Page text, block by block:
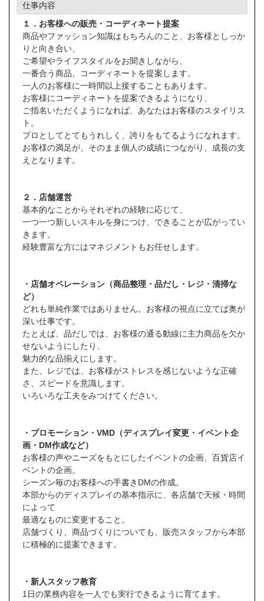
仕事内容
１．お客様への販売・コーディネート提案
商品やファッション知識はもちろんのこと、お客様としっか
りと向き合い、
ご希望やライフスタイルをお聞きしながら、
一番合う商品、コーディネートを提案します。
一人のお客様に一時間以上接することもあります。
お客様にコーディネートを提案できるようになり、
ご指名いただくようになれば、あなたはお客様のスタイリス
ト。
プロとしてとてもうれしく、誇りをもてるようになれます。
お客様の満足が、そのまま個人の成績につながり、成長の支
えとなります。
２．店舗運営
基本的なことからそれぞれの経験に応じて、
一つ一つ新しいスキルを身につけ、できることが広がってい
きます。
経験豊富な方にはマネジメントもお任せします。
・店舗オペレーション（商品整理・品だし・レジ・清掃な
ど）
どれも単純作業ではありません。お客様の視点に立てば奥が
深い仕事です。
たとえば、品だしでは、お客様の通る動線に主力商品を欠か
せないようにしたり、
魅力的な品揃えにします。
また、レジでは、お客様がストレスを感じないような正確
さ、スピードを意識します。
いろいろな工夫をみつけてください。
・プロモーション・VMD（ディスプレイ変更・イベント企
画・DM作成など）
お客様の声やニーズをもとにしたイベントの企画、百貨店イ
ベントの企画。
シーズン毎のお客様への手書きDMの作成。
本部からのディスプレイの基本指示に、各店舗で天候・時間
によって
最適なものに変更すること。
店舗づくり、商品づくりについても、販売スタッフから本部
に積極的に提案できます。
・新人スタッフ教育
1日の業務内容を一人でも実行できるように育てます。